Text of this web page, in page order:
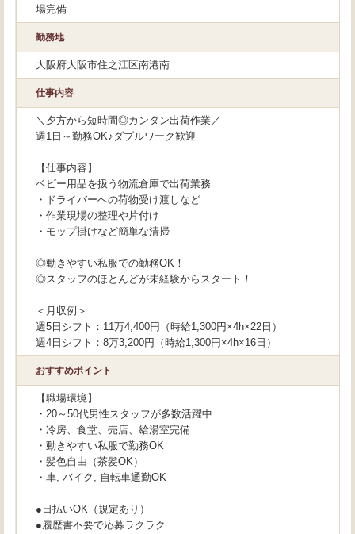
場完備
勤務地
大阪府大阪市住之江区南港南
仕事内容
＼夕方から短時間◎カンタン出荷作業／
週1日～勤務OK♪ダブルワーク歓迎
【仕事内容】
ベビー用品を扱う物流倉庫で出荷業務
・ドライバーへの荷物受け渡しなど
・作業現場の整理や片付け
・モップ掛けなど簡単な清掃
◎動きやすい私服での勤務OK！
◎スタッフのほとんどが未経験からスタート！
＜月収例＞
週5日シフト：11万4,400円（時給1,300円×4h×22日）
週4日シフト：8万3,200円（時給1,300円×4h×16日）
おすすめポイント
【職場環境】
・20～50代男性スタッフが多数活躍中
・冷房、食堂、売店、給湯室完備
・動きやすい私服で勤務OK
・髪色自由（茶髪OK）
・車, バイク, 自転車通勤OK
●日払いOK（規定あり）
●履歴書不要で応募ラクラク